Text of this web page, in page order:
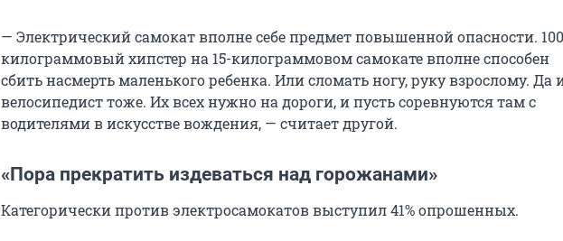
— Электрический самокат вполне себе предмет повышенной опасности.
килограммовый хипстер на 15-килограммовом самокате вполне способен
сбить насмерть маленького ребенка. Или сломать ногу, руку взрослому. Да
велосипедист тоже. Их всех нужно на дороги, и пусть соревнуются там с
водителями в искусстве вождения, — считает другой.
«Пора прекратить издеваться над горожанами»
Категорически против электросамокатов выступил 41% опрошенных.